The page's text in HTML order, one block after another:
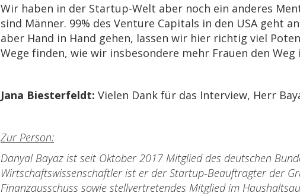
Wir haben in der Startup-Welt aber noch ein anderes
sind Männer. 99% des Venture Capitals in den USA geht
aber Hand in Hand gehen, lassen wir hier richtig viel
Wege finden, wie wir insbesondere mehr Frauen den
Jana Biesterfeldt: Vielen Dank für das Interview, Herr
Zur Person:
Danyal Bayaz ist seit Oktober 2017 Mitglied des deutschen
Wirtschaftswissenschaftler ist er der Startup-Beauftragter der
Finanzausschuss sowie stellvertretendes Mitglied im